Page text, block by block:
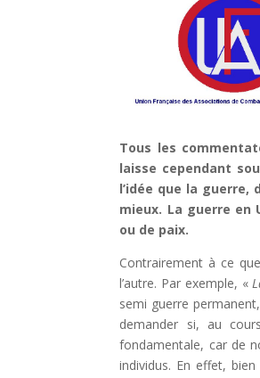
Tous les
laisse cependant
l’idée que la guerre,
mieux. La guerre en
ou de paix.
Contrairement à ce
l’autre. Par exemple, «
semi guerre permanent,
demander si, au
fondamentale, car de
individus. En effet,